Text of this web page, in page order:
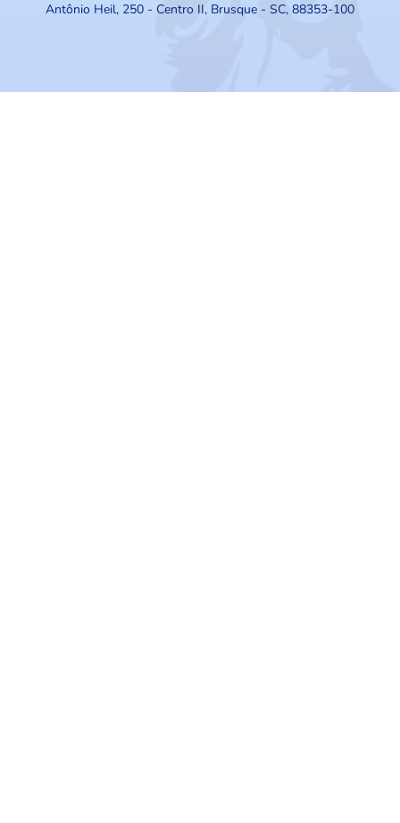
Antônio Heil, 250 - Centro II, Brusque - SC, 88353-100